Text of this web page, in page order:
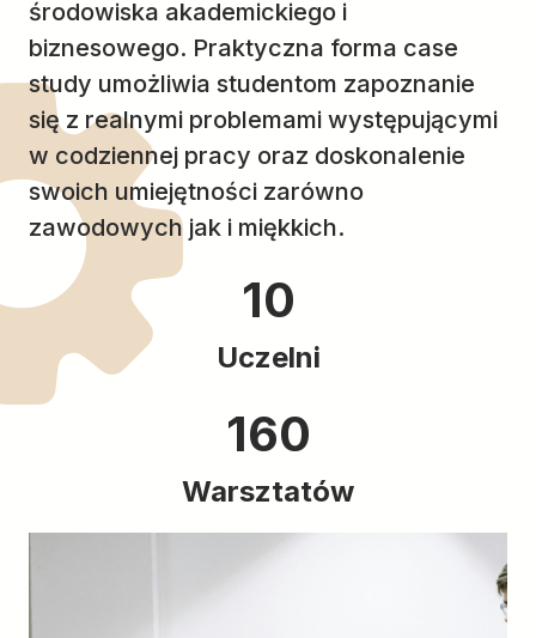
środowiska akademickiego i
biznesowego. Praktyczna forma case
study umożliwia studentom zapoznanie
się z realnymi problemami występującymi
w codziennej pracy oraz doskonalenie
swoich umiejętności zarówno
zawodowych jak i miękkich.
160
Warsztatów
10
Uczelni